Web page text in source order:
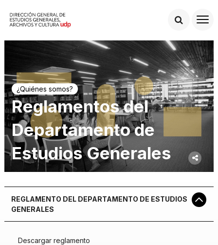
¿Quiénes somos?
Reglamentos del
Departamento de
Estudios Generales
REGLAMENTO DEL DEPARTAMENTO DE ESTUDIOS
GENERALES
Descargar reglamento